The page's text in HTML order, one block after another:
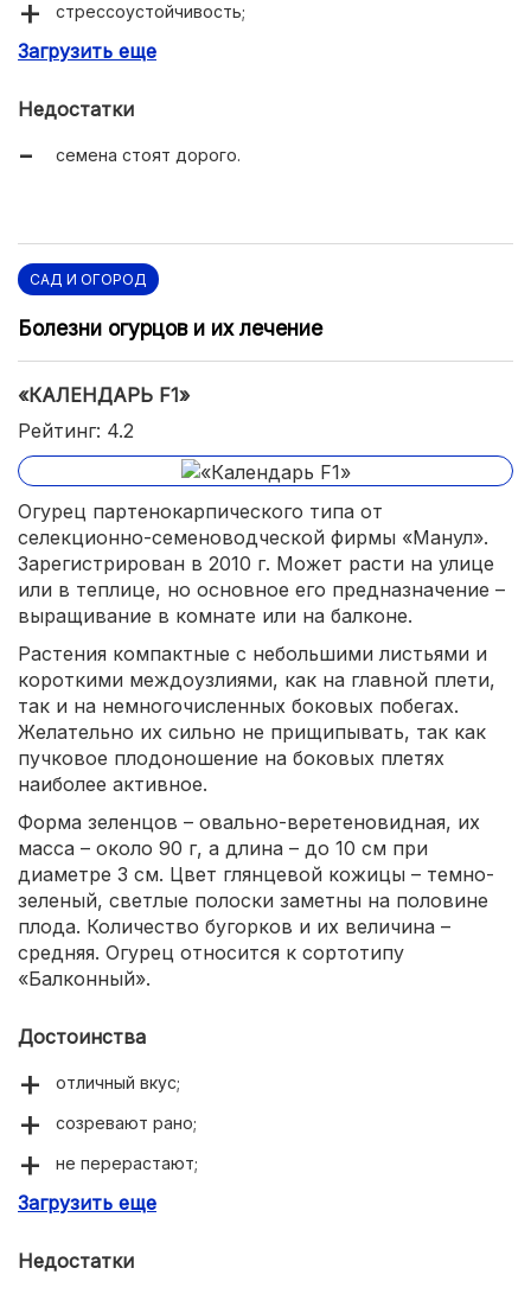
стрессоустойчивость;
теневыносливость;
Загрузить еще
Недостатки
семена стоят дорого.
САД И ОГОРОД
Болезни огурцов и их лечение
«КАЛЕНДАРЬ F1»
Рейтинг: 4.2
Огурец партенокарпического типа от
селекционно-семеноводческой фирмы «Манул».
Зарегистрирован в 2010 г. Может расти на улице
или в теплице, но основное его предназначение –
выращивание в комнате или на балконе.
Растения компактные с небольшими листьями и
короткими междоузлиями, как на главной плети,
так и на немногочисленных боковых побегах.
Желательно их сильно не прищипывать, так как
пучковое плодоношение на боковых плетях
наиболее активное.
Форма зеленцов – овально-веретеновидная, их
масса – около 90 г, а длина – до 10 см при
диаметре 3 см. Цвет глянцевой кожицы – темно-
зеленый, светлые полоски заметны на половине
плода. Количество бугорков и их величина –
средняя. Огурец относится к сортотипу
«Балконный».
Достоинства
отличный вкус;
созревают рано;
не перерастают;
хорошая урожайность;
Загрузить еще
Недостатки